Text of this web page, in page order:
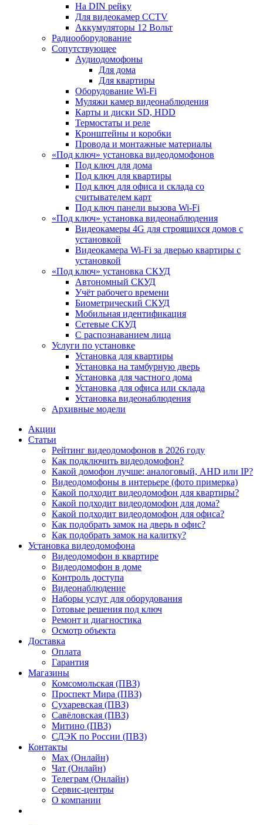
На DIN рейку
Для видеокамер CCTV
Аккумуляторы 12 Вольт
Радиооборудование
Сопутствующее
Аудиодомофоны
Для дома
Для квартиры
Оборудование Wi-Fi
Муляжи камер видеонаблюдения
Карты и диски SD, HDD
Термостаты и реле
Кронштейны и коробки
Провода и монтажные материалы
«Под ключ» установка видеодомофонов
Под ключ для дома
Под ключ для квартиры
Под ключ для офиса и склада со
считывателем карт
Под ключ панели вызова Wi-Fi
«Под ключ» установка видеонаблюдения
Видеокамеры 4G для строящихся домов с
установкой
Видеокамера Wi-Fi за дверью квартиры с
установкой
«Под ключ» установка СКУД
Автономный СКУД
Учёт рабочего времени
Биометрический СКУД
Мобильная идентификация
Сетевые СКУД
С распознаванием лица
Услуги по установке
Установка для квартиры
Установка на тамбурную дверь
Установка для частного дома
Установка для офиса или склада
Установка видеонаблюдения
Архивные модели
Акции
Статьи
Рейтинг видеодомофонов в 2026 году
Как подключить видеодомофон?
Какой домофон лучше: аналоговый, AHD или IP?
Видеодомофоны в интерьере (фото примерка)
Какой подходит видеодомофон для квартиры?
Какой подходит видеодомофон для дома?
Какой подходит видеодомофон для офиса?
Как подобрать замок на дверь в офис?
Как подобрать замок на калитку?
Установка видеодомофона
Видеодомофон в квартире
Видеодомофон в доме
Контроль доступа
Видеонаблюдение
Наборы услуг для оборудования
Готовые решения под ключ
Ремонт и диагностика
Осмотр объекта
Доставка
Оплата
Гарантия
Магазины
Комсомольская (ПВЗ)
Проспект Мира (ПВЗ)
Сухаревская (ПВЗ)
Савёловская (ПВЗ)
Митино (ПВЗ)
СДЭК по России (ПВЗ)
Контакты
Max (Онлайн)
Чат (Онлайн)
Телеграм (Онлайн)
Сервис-центры
О компании